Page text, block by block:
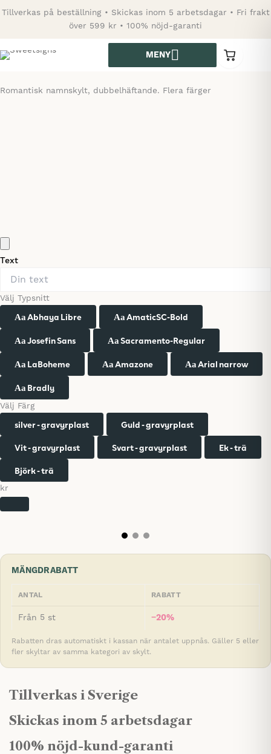
Tillverkas på beställning • Skickas inom 5 arbetsdagar • Fri frakt
över 599 kr • 100% nöjd-garanti
MENY 0
Romantisk namnskylt, dubbelhäftande. Flera färger
Text
Välj Typsnitt
AaAbhaya Libre AaAmaticSC-Bold
AaJosefin Sans AaSacramento-Regular
Aa LaBoheme AaAmazone AaArial narrow
Aa Bradly
Välj Färg
silver - gravyrplast
Guld - gravyrplast
Vit - gravyrplast
Svart - gravyrplast
Ek - trä
Björk - trä
kr
MÄNGDRABATT
ANTAL RABATT
Från 5 st −20%
Rabatten dras automatiskt i kassan när antalet uppnås. Gäller 5 eller
fler skyltar av samma kategori av skylt.
Tillverkas i Sverige
Skickas inom 5 arbetsdagar
100% nöjd-kund-garanti